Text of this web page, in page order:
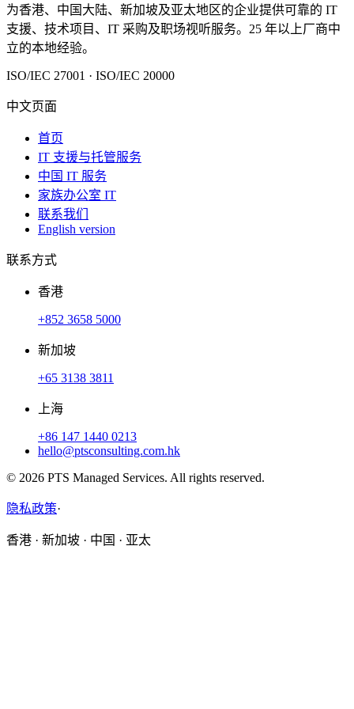
为香港、中国大陆、新加坡及亚太地区的企业提供可靠的 IT
支援、技术项目、IT 采购及职场视听服务。25 年以上厂商中
立的本地经验。
ISO/IEC 27001 · ISO/IEC 20000
中文页面
首页
IT 支援与托管服务
中国 IT 服务
家族办公室 IT
联系我们
English version
联系方式
香港
+852 3658 5000
新加坡
+65 3138 3811
上海
+86 147 1440 0213
hello@ptsconsulting.com.hk
© 2026 PTS Managed Services. All rights reserved.
隐私政策·
香港 · 新加坡 · 中国 · 亚太